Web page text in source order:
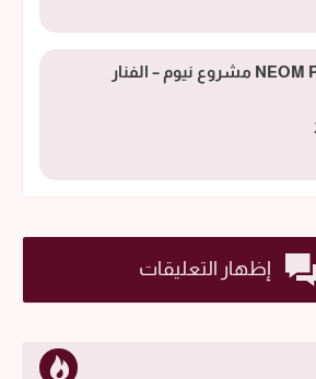
NEOM Project – Alfanar مشروع نيوم – الفنار
إظهار التعليقات